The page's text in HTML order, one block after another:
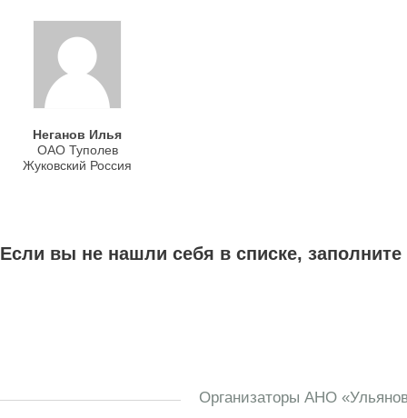
Неганов Илья
ОАО Туполев
Жуковский Россия
Если вы не нашли себя в списке,
Организаторы АНО